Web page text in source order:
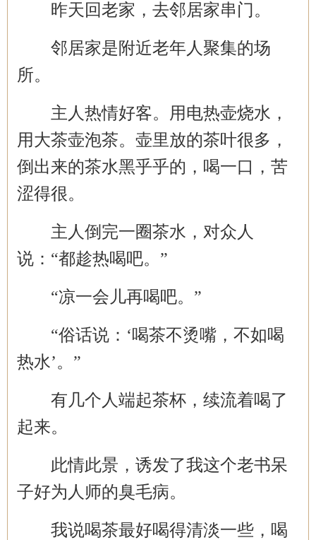
昨天回老家，去邻居家串门。
邻居家是附近老年人聚集的场
所。
主人热情好客。用电热壶烧水，
用大茶壶泡茶。壶里放的茶叶很多，
倒出来的茶水黑乎乎的，喝一口，苦
涩得很。
主人倒完一圈茶水，对众人
说： “都趁热喝吧。”
“凉一会儿再喝吧。”
“俗话说：‘喝茶不烫嘴，不如喝
热水’。”
有几个人端起茶杯，续流着喝了
起来。
此情此景，诱发了我这个老书呆
子好为人师的臭毛病。
我说喝茶最好喝得清淡一些，喝